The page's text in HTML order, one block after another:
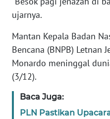
ujarnya.
Mantan Kepala Badan
Bencana (BNPB) Letnan
Monardo meninggal
(3/12).
Baca Juga:
PLN Pastikan
Wahana
News
Regional
WN
SUMUT